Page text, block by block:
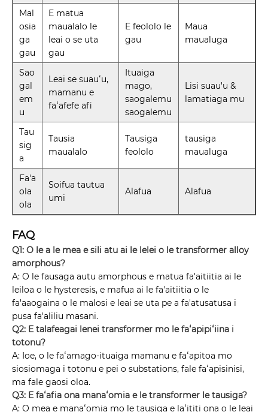
Mal
osia
ga
gau
E matua
maualalo le
leai o se uta
gau
E feololo le
gau
Maua
maualuga
Sao
gal
em
u
Leai se suauʻu,
mamanu e
faʻafefe afi
Ituaiga
mago,
saogalemu
saogalemu
Lisi suau'u &
lamatiaga mu
Tau
sig
a
Tausia
maualalo
Tausiga
feololo
tausiga
maualuga
Fa'a
ola
ola
Soifua tautua
umi
Alafua Alafua
FAQ
Q1: O le a le mea e sili atu ai le lelei o le transformer alloy
amorphous?
A: O le fausaga autu amorphous e matua fa'aitiitia ai le
leiloa o le hysteresis, e mafua ai le fa'aitiitia o le
fa'aaogaina o le malosi e leai se uta pe a fa'atusatusa i
pusa fa'aliliu masani.
Q2: E talafeagai lenei transformer mo le faʻapipiʻiina i
totonu?
A: Ioe, o le faʻamago-ituaiga mamanu e faʻapitoa mo
siosiomaga i totonu e pei o substations, fale faʻapisinisi,
ma fale gaosi oloa.
Q3: E faʻafia ona manaʻomia e le transformer le tausiga?
A: O mea e manaʻomia mo le tausiga e laʻititi ona o le leai